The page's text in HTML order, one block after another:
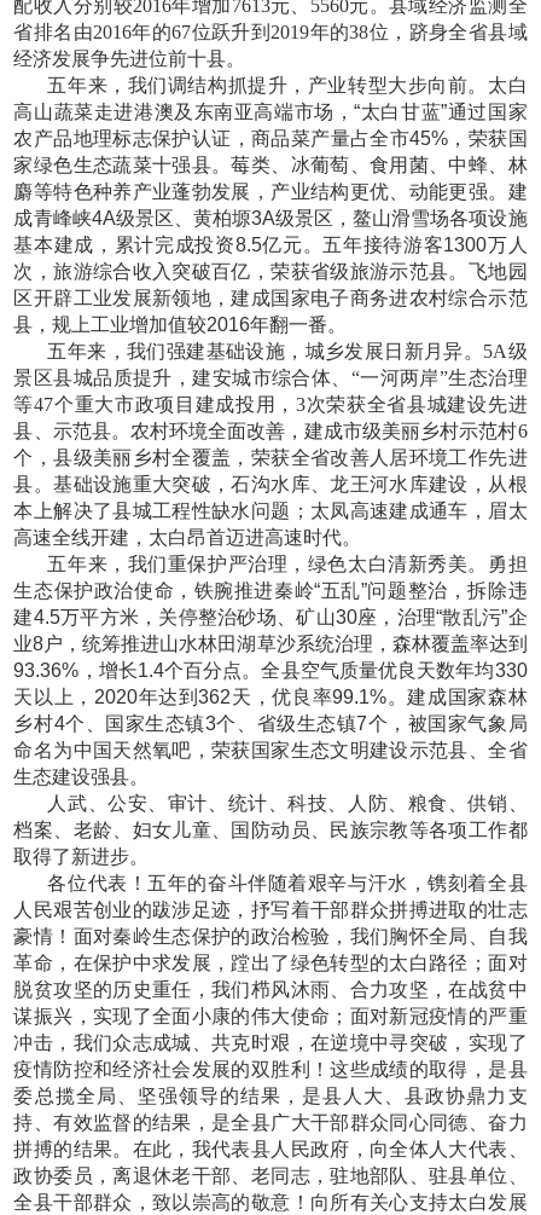
配收入分别较2016年增加7613元、5560元。县域经济监测全
省排名由2016年的67位跃升到2019年的38位，跻身全省县域
经济发展争先进位前十县。
五年来，我们调结构抓提升，产业转型大步向前。太白
高山蔬菜走进港澳及东南亚高端市场，“太白甘蓝”通过国家
农产品地理标志保护认证，商品菜产量占全市45%，荣获国
家绿色生态蔬菜十强县。莓类、冰葡萄、食用菌、中蜂、林
麝等特色种养产业蓬勃发展，产业结构更优、动能更强。建
成青峰峡4A级景区、黄柏塬3A级景区，鳌山滑雪场各项设施
基本建成，累计完成投资8.5亿元。五年接待游客1300万人
次，旅游综合收入突破百亿，荣获省级旅游示范县。飞地园
区开辟工业发展新领地，建成国家电子商务进农村综合示范
县，规上工业增加值较2016年翻一番。
五年来，我们强建基础设施，城乡发展日新月异。 5A级
景区县城品质提升，建安城市综合体、“一河两岸”生态治理
等47个重大市政项目建成投用，3次荣获全省县城建设先进
县、示范县。农村环境全面改善，建成市级美丽乡村示范村6
个，县级美丽乡村全覆盖，荣获全省改善人居环境工作先进
县。基础设施重大突破，石沟水库、龙王河水库建设，从根
本上解决了县城工程性缺水问题；太凤高速建成通车，眉太
高速全线开建，太白昂首迈进高速时代。
五年来，我们重保护严治理，绿色太白清新秀美。勇担
生态保护政治使命，铁腕推进秦岭“五乱”问题整治，拆除违
建4.5万平方米，关停整治砂场、矿山30座，治理“散乱污”企
业8户，统筹推进山水林田湖草沙系统治理，森林覆盖率达到
93.36%，增长1.4个百分点。全县空气质量优良天数年均330
天以上，2020年达到362天，优良率99.1%。建成国家森林
乡村4个、国家生态镇3个、省级生态镇7个，被国家气象局
命名为中国天然氧吧，荣获国家生态文明建设示范县、全省
生态建设强县。
人武、公安、审计、统计、科技、人防、粮食、供销、
档案、老龄、妇女儿童、国防动员、民族宗教等各项工作都
取得了新进步。
各位代表！五年的奋斗伴随着艰辛与汗水，镌刻着全县
人民艰苦创业的跋涉足迹，抒写着干部群众拼搏进取的壮志
豪情！面对秦岭生态保护的政治检验，我们胸怀全局、自我
革命，在保护中求发展，蹚出了绿色转型的太白路径；面对
脱贫攻坚的历史重任，我们栉风沐雨、合力攻坚，在战贫中
谋振兴，实现了全面小康的伟大使命；面对新冠疫情的严重
冲击，我们众志成城、共克时艰，在逆境中寻突破，实现了
疫情防控和经济社会发展的双胜利！这些成绩的取得，是县
委总揽全局、坚强领导的结果，是县人大、县政协鼎力支
持、有效监督的结果，是全县广大干部群众同心同德、奋力
拼搏的结果。在此，我代表县人民政府，向全体人大代表、
政协委员，离退休老干部、老同志，驻地部队、驻县单位、
全县干部群众，致以崇高的敬意！向所有关心支持太白发展